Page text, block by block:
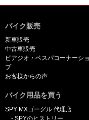
バイク販売
新車販売
中古車販売
ピアジオ・ベスパコーナーシ
プ
お客様からの声
バイク用品を買う
SPY MXゴーグル 代理店
SPYのヒストリー